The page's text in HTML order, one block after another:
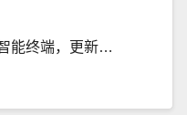
能终端，更新…